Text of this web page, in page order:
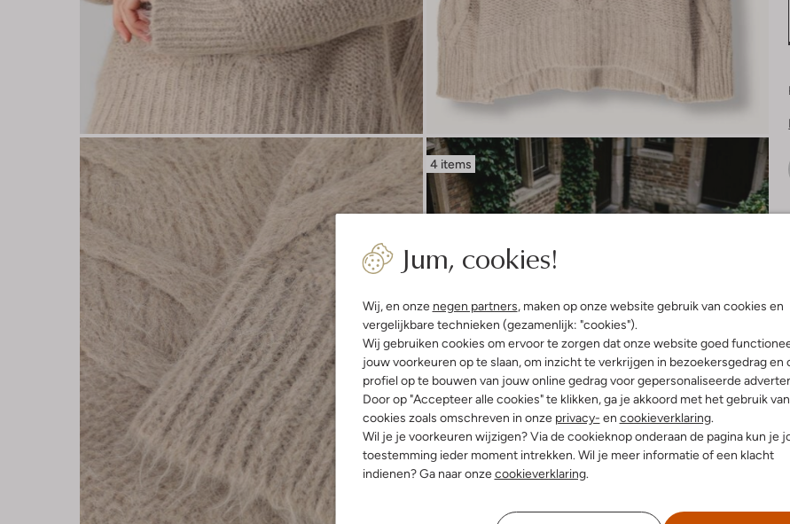
Jum, cookies!
Wij, en onze negen partners, maken op onze website gebruik van cookies en
vergelijkbare technieken (gezamenlijk: "cookies").
Wij gebruiken cookies om ervoor te zorgen dat onze website goed
jouw voorkeuren op te slaan, om inzicht te verkrijgen in bezoekersgedrag en
profiel op te bouwen van jouw online gedrag voor gepersonaliseerde
Door op "Accepteer alle cookies" te klikken, ga je akkoord met het gebruik
cookies zoals omschreven in onze privacy- en cookieverklaring.
Wil je je voorkeuren wijzigen? Via de cookieknop onderaan de pagina kun je
toestemming ieder moment intrekken. Wil je meer informatie of een klacht
indienen? Ga naar onzecookieverklaring.
4 items